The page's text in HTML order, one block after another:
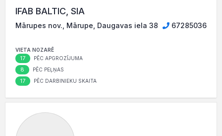
IFAB BALTIC, SIA
Mārupes nov., Mārupe, Daugavas iela 38 67285036
VIETA NOZARĒ
17 PĒC APGROZĪJUMA
8 PĒC PEĻŅAS
17 PĒC DARBINIEKU SKAITA